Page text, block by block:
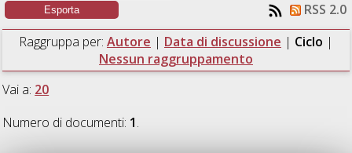
RSS 2.0
Raggruppa per: Autore | Data di discussione | Ciclo |
Nessun raggruppamento
Vai a: 20
Numero di documenti: 1.